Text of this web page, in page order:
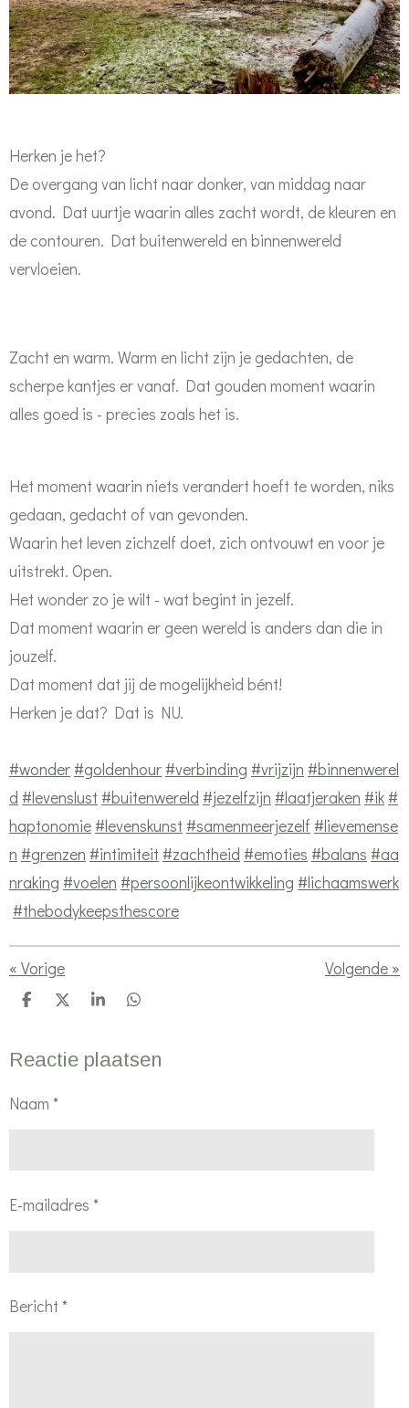
Herken je het?
De overgang van licht naar donker, van middag naar
avond. Dat uurtje waarin alles zacht wordt, de kleuren en
de contouren. Dat buitenwereld en binnenwereld
vervloeien.
Zacht en warm. Warm en licht zijn je gedachten, de
scherpe kantjes er vanaf. Dat gouden moment waarin
alles goed is - precies zoals het is.
Het moment waarin niets verandert hoeft te worden, niks
gedaan, gedacht of van gevonden.
Waarin het leven zichzelf doet, zich ontvouwt en voor je
uitstrekt. Open.
Het wonder zo je wilt - wat begint in jezelf.
Dat moment waarin er geen wereld is anders dan die in
jouzelf.
Dat moment dat jij de mogelijkheid bént!
Herken je dat? Dat is NU.
#wonder #goldenhour #verbinding #vrijzijn #binnenwerel
d #levenslust #buitenwereld #jezelfzijn #laatjeraken #ik #
haptonomie #levenskunst #samenmeerjezelf #lievemense
n #grenzen #intimiteit #zachtheid #emoties #balans #aa
nraking #voelen #persoonlijkeontwikkeling #lichaamswerk
#thebodykeepsthescore
« Vorige Volgende »
D
e
D
l
S
r
D
e
Reactie plaatsen
Naam *
E-mailadres *
Bericht *